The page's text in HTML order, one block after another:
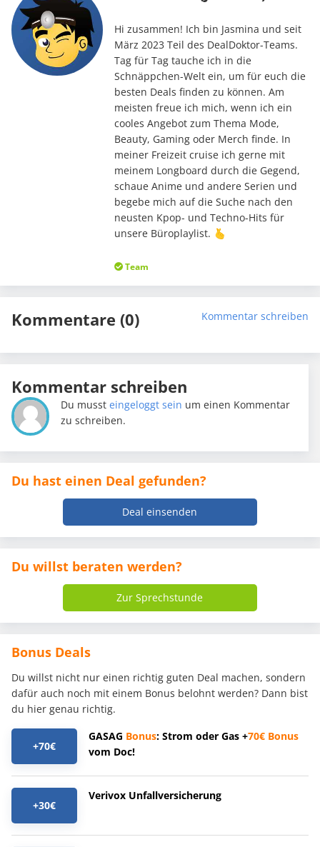
Hi zusammen! Ich bin Jasmina und seit
März 2023 Teil des DealDoktor-Teams.
Tag für Tag tauche ich in die
Schnäppchen-Welt ein, um für euch die
besten Deals finden zu können. Am
meisten freue ich mich, wenn ich ein
cooles Angebot zum Thema Mode,
Beauty, Gaming oder Merch finde. In
meiner Freizeit cruise ich gerne mit
meinem Longboard durch die Gegend,
schaue Anime und andere Serien und
begebe mich auf die Suche nach den
neusten Kpop- und Techno-Hits für
unsere Büroplaylist. 🫰
Team
Kommentare (0) Kommentar schreiben
Kommentar schreiben
Du mussteingeloggt sein um einen Kommentar
zu schreiben.
Du hast einen Deal gefunden?
Deal einsenden
Du willst beraten werden?
Zur Sprechstunde
Bonus Deals
Du willst nicht nur einen richtig guten Deal machen, sondern
dafür auch noch mit einem Bonus belohnt werden? Dann bist
du hier genau richtig.
+70€
GASAG Bonus: Strom oder Gas +70€ Bonus
vom Doc!
+30€
Verivox Unfallversicherung